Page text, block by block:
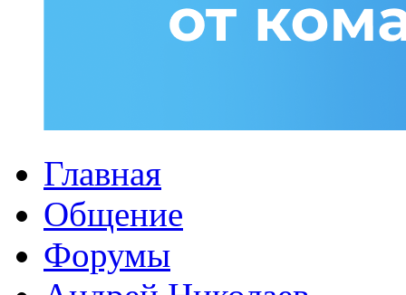
Главная
Общение
Форумы